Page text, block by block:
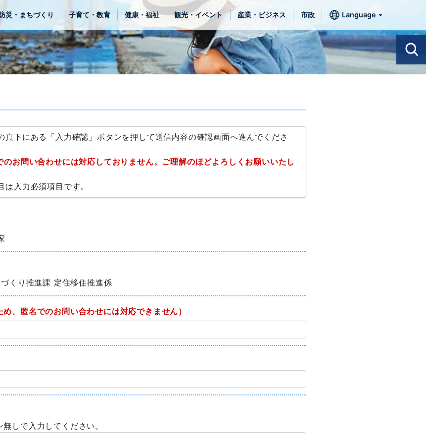
災・まちづくり 子育て・教育 健康・福祉 観光・イベント 産業・ビジネス 市政 Language
真下にある「入力確認」ボタンを押して送信内容の確認画面へ進んでくださ
お問い合わせには対応しておりません。ご理解のほどよろしくお願いいたし
入力必須項目です。
くり推進課 定住移住推進係
め、匿名でのお問い合わせには対応できません）
しで入力してください。